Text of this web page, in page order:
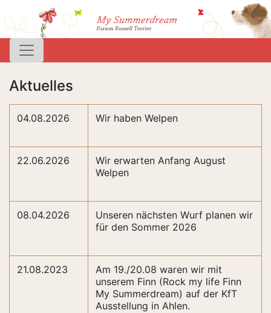
Aktuelles
04.08.2026 Wir haben Welpen
22.06.2026
Wir erwarten Anfang August
Welpen
08.04.2026
Unseren nächsten Wurf planen wir
für den Sommer 2026
21.08.2023
Am 19./20.08 waren wir mit
unserem Finn (Rock my life Finn
My Summerdream) auf der KfT
Ausstellung in Ahlen.